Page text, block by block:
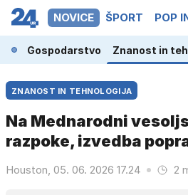
NOVICE ŠPORT POP
Gospodarstvo Znanost in
ZNANOST IN TEHNOLOGIJA
Na Mednarodni
razpoke, izvedba
Houston, 05. 06. 2026 17.24 2